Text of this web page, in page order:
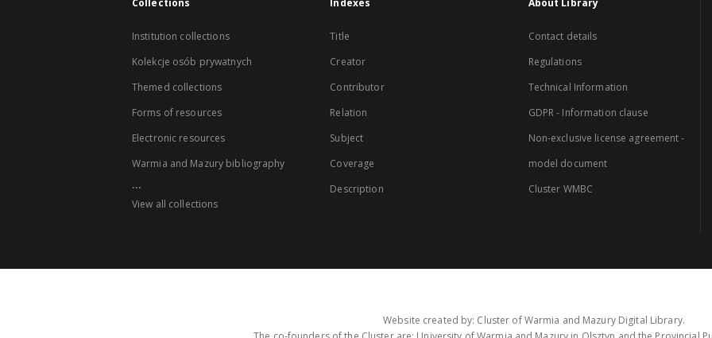
Collections
Institution collections
Kolekcje osób prywatnych
Themed collections
Forms of resources
Electronic resources
Warmia and Mazury bibliography
...
View all collections
Indexes
Title
Creator
Contributor
Relation
Subject
Coverage
Description
About Library
Contact details
Regulations
Technical Information
GDPR - Information clause
Non-exclusive license agreement -
model document
Cluster WMBC
Website created by: Cluster of Warmia and Mazury Digital Library.